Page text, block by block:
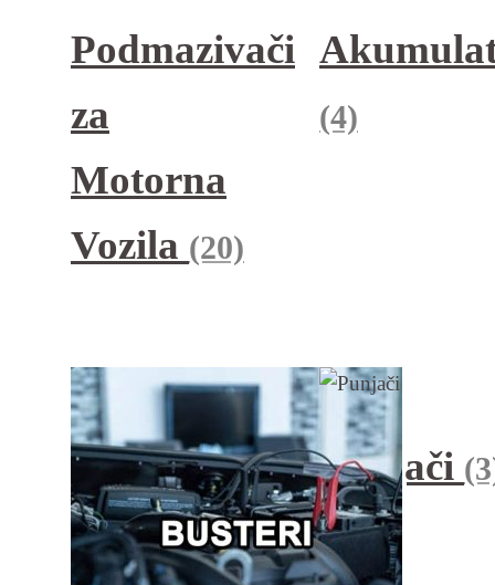
Podmazivači
za
Motorna
Vozila (20)
(4)
Punjači